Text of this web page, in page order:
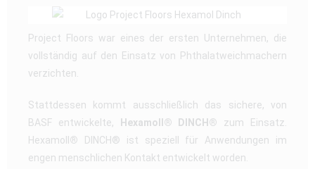
Project Floors war eines der ersten Unternehmen, die
vollständig auf den Einsatz von Phthalatweichmachern
verzichten.
Stattdessen kommt ausschließlich das sichere, von
BASF entwickelte,
Hexamoll® DINCH® zum Einsatz.
Hexamoll ® DINCH® ist speziell für Anwendungen im
engen menschlichen Kontakt entwickelt worden.